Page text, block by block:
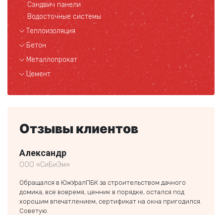
Сэндвич панели
Водосточные системы
Теплоизоляция
Бетон
Металлопрокат
Цемент
Отзывы клиентов
Александр
ООО «СиБиЭм»
Обращался в ЮжУралПБК за строительством дачного
домика, все вовремя, ценник в порядке, остался под
хорошим впечатлением, сертификат на окна пригодился.
Советую.